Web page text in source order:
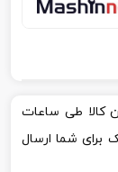
کالا طی ساعات
شما ارسال